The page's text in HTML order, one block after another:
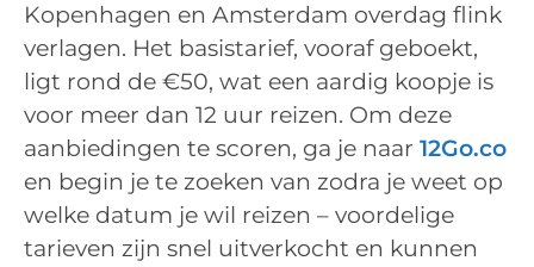
Kopenhagen en Amsterdam overdag flink
verlagen. Het basistarief, vooraf geboekt,
ligt rond de €50, wat een aardig koopje is
voor meer dan 12 uur reizen. Om deze
aanbiedingen te scoren, ga je naar 12Go.co
en begin je te zoeken van zodra je weet op
welke datum je wil reizen – voordelige
tarieven zijn snel uitverkocht en kunnen